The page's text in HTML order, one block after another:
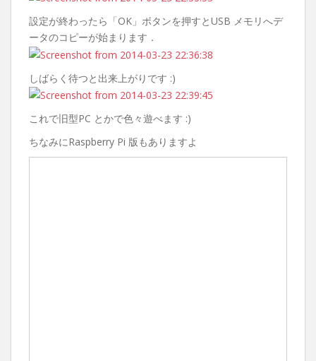
設定が終わったら「OK」ボタンを押すとUSB メモリへデ
ータのコピーが始まります．
しばらく待つと出来上がりです :)
これで旧型PC とかで色々遊べます :)
ちなみにRaspberry Pi 版もありますよ